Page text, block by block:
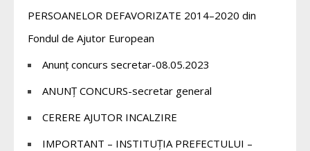
PERSOANELOR DEFAVORIZATE 2014–2020 din
Fondul de Ajutor European
Anunț concurs secretar-08.05.2023
ANUNȚ CONCURS-secretar general
CERERE AJUTOR INCALZIRE
IMPORTANT – INSTITUȚIA PREFECTULUI –